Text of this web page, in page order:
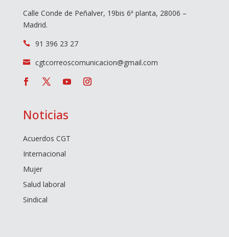
Calle Conde de Peñalver, 19bis 6ª planta, 28006 –
Madrid.
 91 396 23 27
 cgtcorreoscomunicacion@gmail.com
Noticias
Acuerdos CGT
Internacional
Mujer
Salud laboral
Sindical